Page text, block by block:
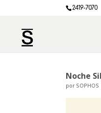
2419-7070
Noche
por SOPHOS